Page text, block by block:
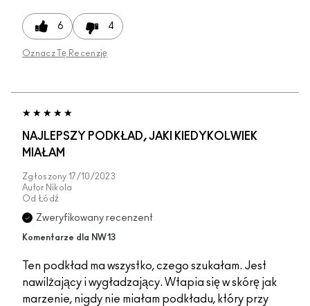
6 4
Oznacz Tę Recenzję
NAJLEPSZY PODKŁAD, JAKI KIEDYKOLWIEK
MIAŁAM
Zgłoszony 17/10/2023
Autor Nikola
Od Łódź
Zweryfikowany recenzent
Komentarze dla NW13
Ten podkład ma wszystko, czego szukałam. Jest
nawilżający i wygładzający. Wtapia się w skórę jak
marzenie, nigdy nie miałam podkładu, który przy